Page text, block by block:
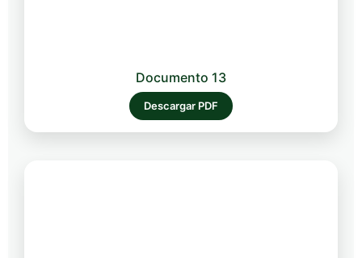
Documento 13
Descargar PDF